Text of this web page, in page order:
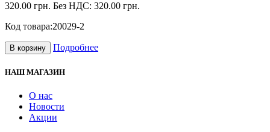
320.00 грн. Без НДС: 320.00 грн.
Код товара:20029-2
В корзину Подробнее
НАШ МАГАЗИН
О нас
Новости
Акции